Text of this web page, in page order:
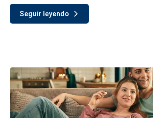
Seguir leyendo